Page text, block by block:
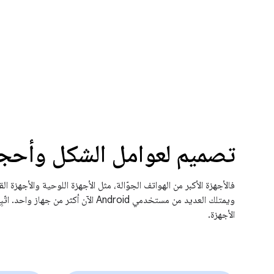
تصميم لعوامل الشكل
الأجهزة.